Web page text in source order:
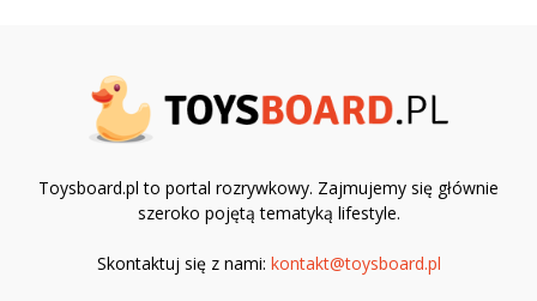
Toysboard.pl to portal rozrywkowy. Zajmujemy się głównie
szeroko pojętą tematyką lifestyle.
Skontaktuj się z nami: kontakt@toysboard.pl